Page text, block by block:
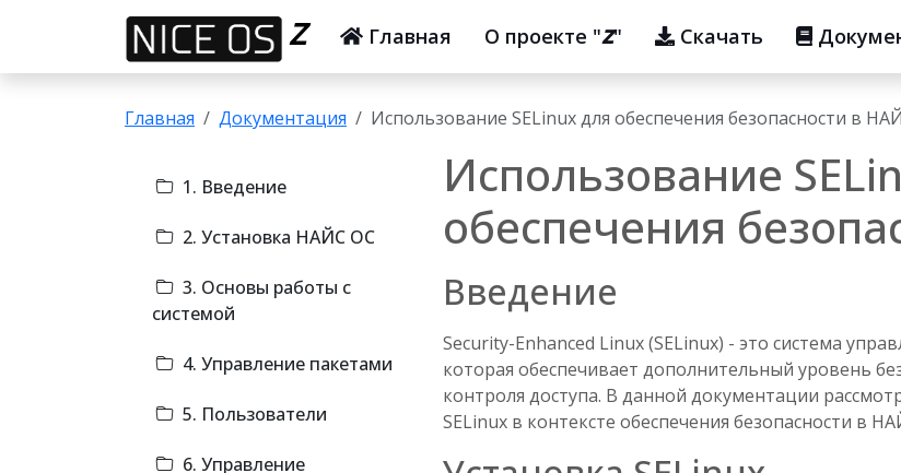
Z Главная О проекте "Z" Скачать
Главная Документация Использование SELinux для обеспечения безопасности в
1. Введение
2. Установка НАЙС ОС
3. Основы работы с
системой
4. Управление пакетами
5. Пользователи
6. Управление
Использование
обеспечения
Введение
Security-Enhanced Linux (SELinux) - это система
которая обеспечивает дополнительный уровень
контроля доступа. В данной документации
SELinux в контексте обеспечения безопасности в